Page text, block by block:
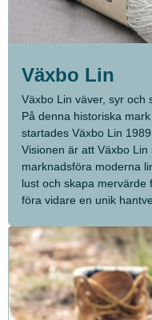
Växbo Lin
Växbo Lin väver, syr och
På denna historiska
startades Växbo Lin
Visionen är att Växbo
marknadsföra moderna
lust och skapa
föra vidare en unik